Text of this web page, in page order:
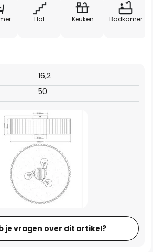
Hal Keuken Badkamer
16,2
50
je vragen over dit artikel?